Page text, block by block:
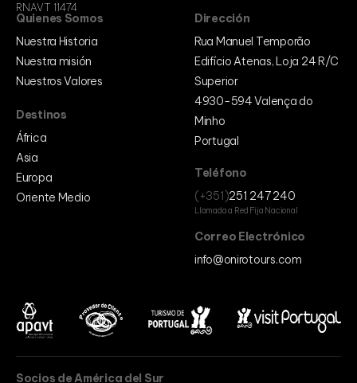
RNAVT 11474
Dirección
Rua Manuel Temporão
Edifício Atenas, Loja 24 R/C
Superior
4930-594 Valença do
Minho
Portugal
Teléfono
(+351)251 247 240
Llamada a Red Fija Nacional
Correo Electrónico
info@onirotours.com
Quienes Somos
Nuestra Historia
Nuestra misión
Nuestros Valores
Destinos
África
Asia
Europa
Oriente Medio
Socios de América del Sur